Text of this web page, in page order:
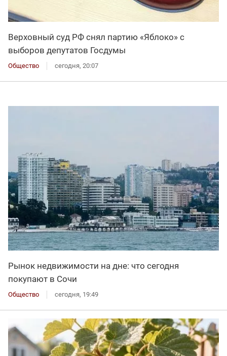
Верховный суд РФ снял партию «Яблоко» с
выборов депутатов Госдумы
Общество сегодня, 20:07
Рынок недвижимости на дне: что сегодня
покупают в Сочи
Общество сегодня, 19:49